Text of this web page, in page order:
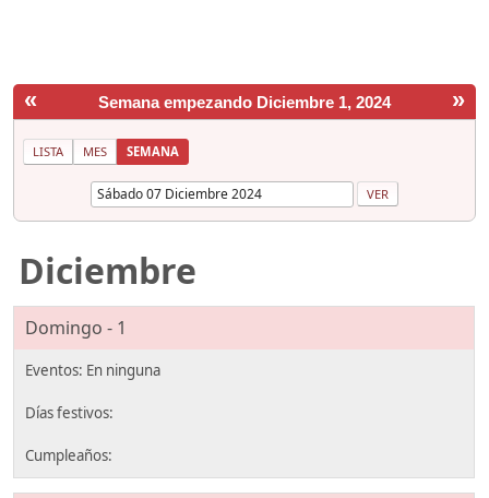
« »
Semana empezando Diciembre 1, 2024
LISTA MES SEMANA
Diciembre
Domingo - 1